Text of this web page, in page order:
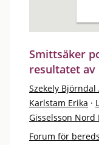
Smittsäker
resultatet av
Szekely Björndal
Karlstam Erika ·
Gisselsson Nord
Forum för